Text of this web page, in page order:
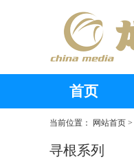
首页
当前位置： 网站首页 >
寻根系列